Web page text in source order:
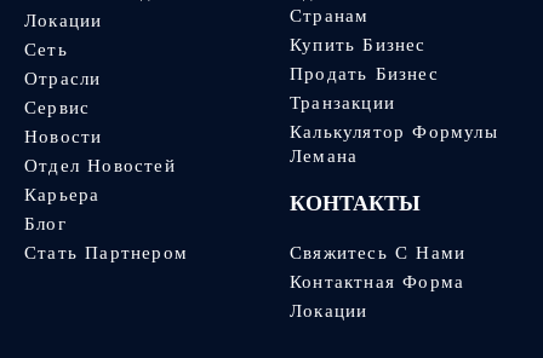
Локации
Сеть
Отрасли
Сервис
Новости
Отдел Новостей
Карьера
Блог
Стать Партнером
Странам
Купить Бизнес
Продать Бизнес
Транзакции
Калькулятор Формулы
Лемана
КОНТАКТЫ
Свяжитесь С Нами
Контактная Форма
Локации